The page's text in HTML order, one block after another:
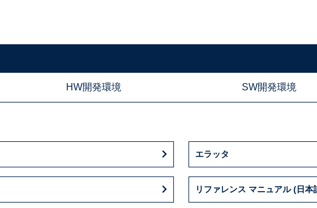
HW開発環境 SW開発環境
エラッタ
リファレンス マニュアル (日本